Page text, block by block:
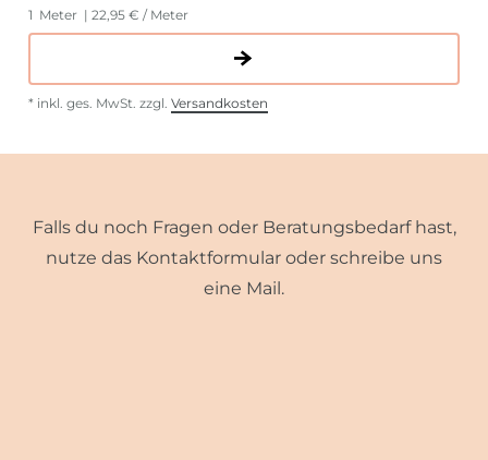
1 Meter | 22,95 € / Meter
* inkl. ges. MwSt. zzgl. Versandkosten
Falls du noch Fragen oder Beratungsbedarf hast,
nutze das Kontaktformular oder schreibe uns
eine Mail.